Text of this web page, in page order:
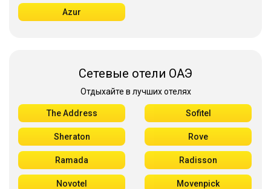
Azur
Сетевые отели ОАЭ
Отдыхайте в лучших отелях
The Address Sofitel
Sheraton Rove
Ramada Radisson
Novotel Movenpick